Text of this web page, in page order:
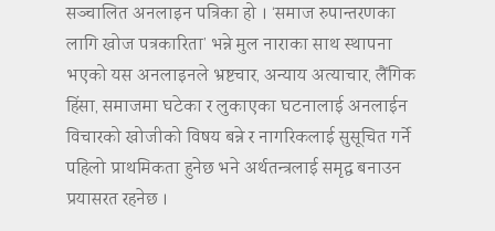
सञ्चालित अनलाइन पत्रिका हो । ‘समाज रुपान्तरणका
लागि खोज पत्रकारिता’ भन्ने मुल नाराका साथ स्थापना
भएको यस अनलाइनले भ्रष्टचार, अन्याय अत्याचार, लैंगिक
हिंसा, समाजमा घटेका र लुकाएका घटनालाई अनलाईन
विचारको खोजीको विषय बन्ने र नागरिकलाई सुसूचित गर्ने
पहिलो प्राथमिकता हुनेछ भने अर्थतन्त्रलाई समृद्ध बनाउन
प्रयासरत रहनेछ ।